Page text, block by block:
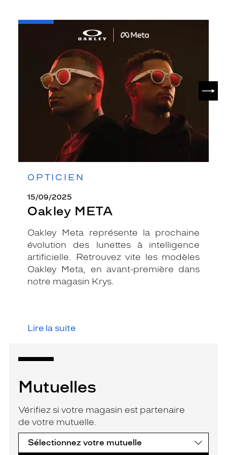
OPTICIEN
15/09/2025
Oakley META
Oakley Meta représente la prochaine
évolution des lunettes à intelligence
artificielle. Retrouvez vite les modèles
Oakley Meta, en avant-première dans
notre magasin Krys.
Lire la suite
-
Mutuelles
Vérifiez si votre magasin est partenaire
de votre mutuelle.